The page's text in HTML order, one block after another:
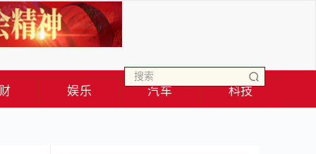
娱乐 汽车 科技